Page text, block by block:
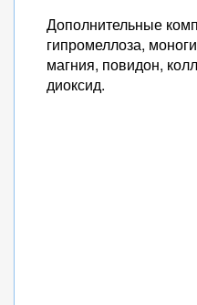
Дополнительные
гипромеллоза,
магния, повидон,
диоксид.